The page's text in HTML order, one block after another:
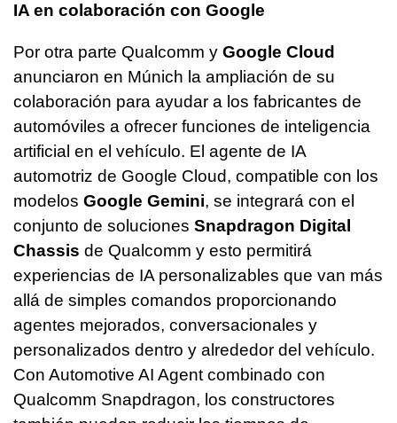
IA en colaboración con Google
Por otra parte Qualcomm y Google Cloud
anunciaron en Múnich la ampliación de su
colaboración para ayudar a los fabricantes de
automóviles a ofrecer funciones de inteligencia
artificial en el vehículo. El agente de IA
automotriz de Google Cloud, compatible con los
modelos Google Gemini, se integrará con el
conjunto de soluciones Snapdragon Digital
Chassis de Qualcomm y esto permitirá
experiencias de IA personalizables que van más
allá de simples comandos proporcionando
agentes mejorados, conversacionales y
personalizados dentro y alrededor del vehículo.
Con Automotive AI Agent combinado con
Qualcomm Snapdragon, los constructores